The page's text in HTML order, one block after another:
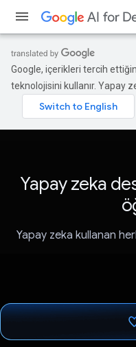
Google, içerikleri tercih
teknolojisini kullanır. Yapay
Yapay zeka
Yapay zeka kullanan